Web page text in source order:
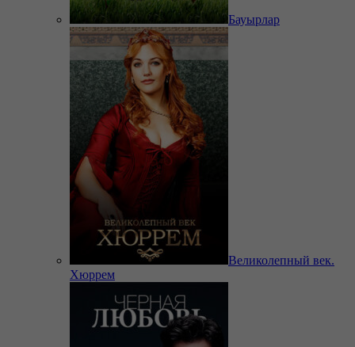
Бауырлар
Великолепный век.
Хюррем